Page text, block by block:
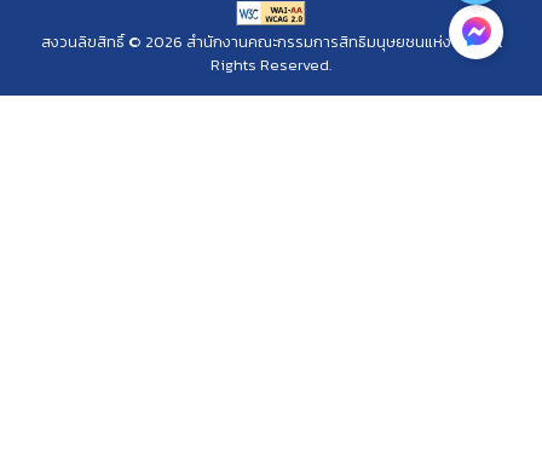
สงวนลิขสิทธิ์ © 2026 สำนักงานคณะกรรมการสิทธิมนุษยชนแห่งชาติ. All
Rights Reserved.